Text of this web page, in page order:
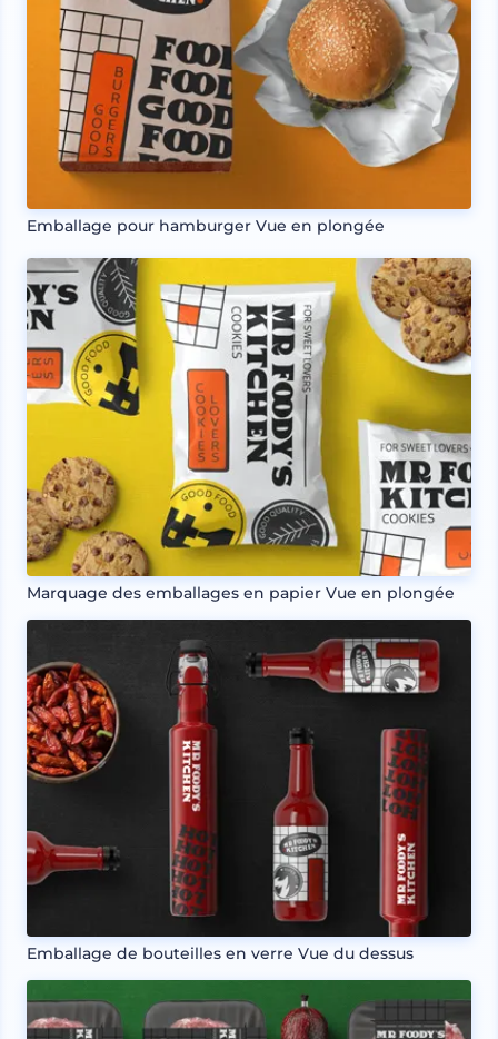
Emballage pour hamburger Vue en plongée
Marquage des emballages en papier Vue en plongée
Emballage de bouteilles en verre Vue du dessus